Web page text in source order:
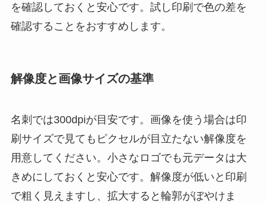
を確認しておくと安心です。試し印刷で色の差を
確認することをおすすめします。
解像度と画像サイズの基準
名刺では300dpiが目安です。画像を使う場合は印
刷サイズで見てもピクセルが目立たない解像度を
用意してください。小さなロゴでも元データは大
きめにしておくと安心です。解像度が低いと印刷
で粗く見えますし、拡大すると輪郭がぼやけま